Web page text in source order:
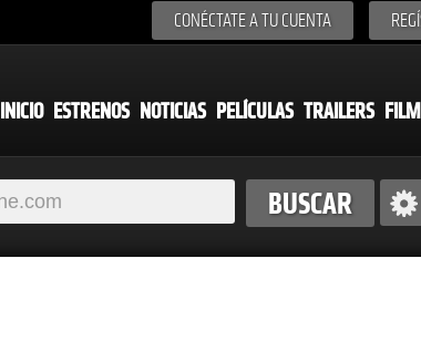
CONÉCTATE A TU CUENTA
INICIO ESTRENOS NOTICIAS PELÍCULAS TRAILERS